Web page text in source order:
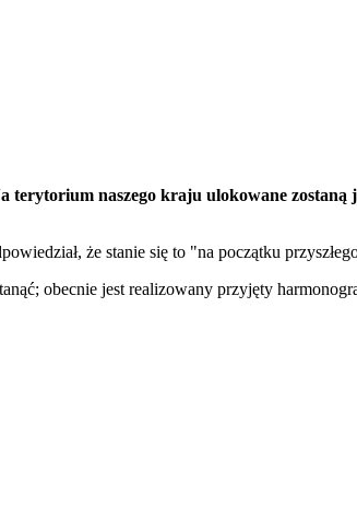
terytorium naszego kraju ulokowane
że stanie się to "na początku
obecnie jest realizowany przyjęty